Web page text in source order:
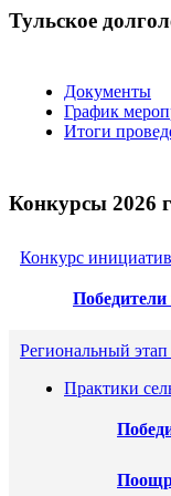
Тульское
Документы
График
Итоги
Конкурсы 2026
Конкурс
Победители
Региональный
Практики